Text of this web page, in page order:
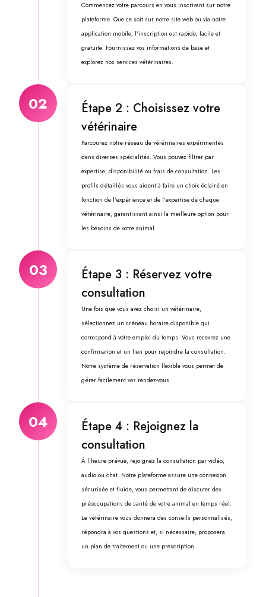
Commencez votre parcours en vous inscrivant sur notre
plateforme. Que ce soit sur notre site web ou via notre
application mobile, l'inscription est rapide, facile et
gratuite. Fournissez vos informations de base et
explorez nos services vétérinaires.
02
Étape 2 : Choisissez votre
vétérinaire
Parcourez notre réseau de vétérinaires expérimentés
dans diverses spécialités. Vous pouvez filtrer par
expertise, disponibilité ou frais de consultation. Les
profils détaillés vous aident à faire un choix éclairé en
fonction de l'expérience et de l'expertise de chaque
vétérinaire, garantissant ainsi la meilleure option pour
les besoins de votre animal.
03
Étape 3 : Réservez votre
consultation
Une fois que vous avez choisi un vétérinaire,
sélectionnez un créneau horaire disponible qui
correspond à votre emploi du temps. Vous recevrez une
confirmation et un lien pour rejoindre la consultation.
Notre système de réservation flexible vous permet de
gérer facilement vos rendez-vous.
04
Étape 4 : Rejoignez la
consultation
À l'heure prévue, rejoignez la consultation par vidéo,
audio ou chat. Notre plateforme assure une connexion
sécurisée et fluide, vous permettant de discuter des
préoccupations de santé de votre animal en temps réel.
Le vétérinaire vous donnera des conseils personnalisés,
répondra à vos questions et, si nécessaire, proposera
un plan de traitement ou une prescription.